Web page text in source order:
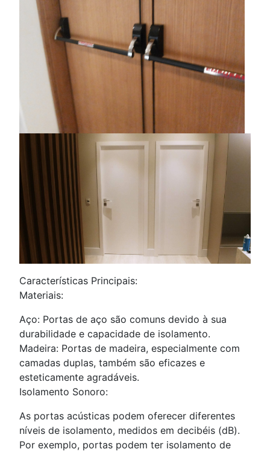
Características Principais:
Materiais:
Aço: Portas de aço são comuns devido à sua
durabilidade e capacidade de isolamento.
Madeira: Portas de madeira, especialmente com
camadas duplas, também são eficazes e
esteticamente agradáveis.
Isolamento Sonoro:
As portas acústicas podem oferecer diferentes
níveis de isolamento, medidos em decibéis (dB).
Por exemplo, portas podem ter isolamento de